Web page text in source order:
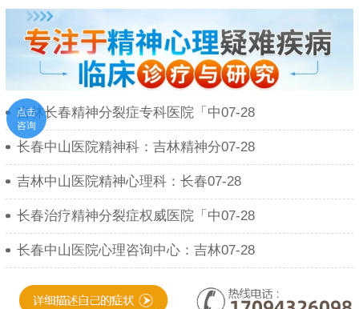
吉林长春精神分裂症专科医院「中07-28
长春中山医院精神科：吉林精神分07-28
吉林中山医院精神心理科：长春07-28
长春治疗精神分裂症权威医院「中07-28
长春中山医院心理咨询中心：吉林07-28
点击
咨询